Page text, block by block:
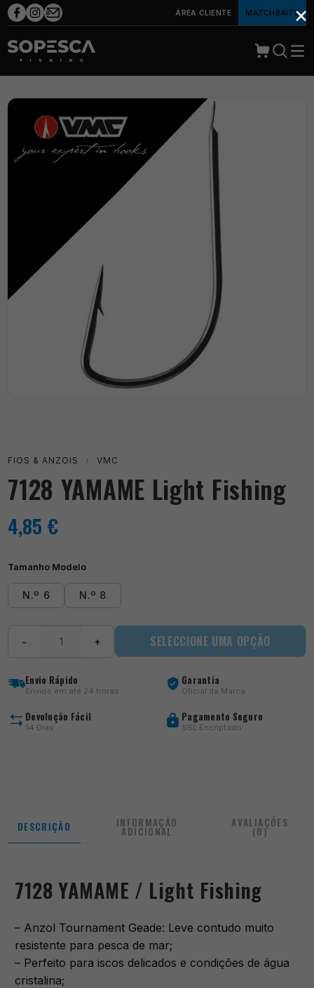
ÁREA CLIENTE MATCHBAITS
FIOS & ANZOIS › VMC
7128 YAMAME Light Fishing
4,85 €
Tamanho Modelo
N.º 6 N.º 8
Light
Fishing
− + SELECCIONE UMA OPÇÃO
Envio Rápido
Envios em até 24 horas
Garantia
Oficial da Marca
Devolução Fácil
14 Dias
Pagamento Seguro
SSL Encriptado
DESCRIÇÃO INFORMAÇÃO
ADICIONAL
AVALIAÇÕES
(0)
7128 YAMAME / Light Fishing
– Anzol Tournament Geade: Leve contudo muito
resistente para pesca de mar;
– Perfeito para iscos delicados e condições de água
cristalina;
×